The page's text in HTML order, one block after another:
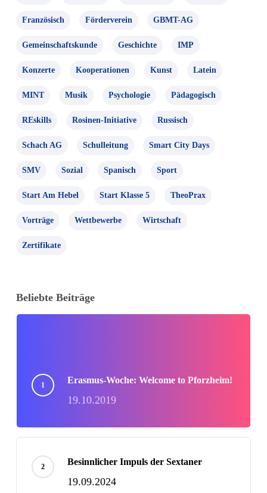
Französisch Förderverein GBMT-AG
Gemeinschaftskunde Geschichte IMP
Konzerte Kooperationen Kunst Latein
MINT Musik Psychologie Pädagogisch
REskills Rosinen-Initiative Russisch
Schach AG Schulleitung Smart City Days
SMV Sozial Spanisch Sport
Start Am Hebel Start Klasse 5 TheoPrax
Vorträge Wettbewerbe Wirtschaft
Zertifikate
Beliebte Beiträge
Erasmus-Woche: Welcome to Pforzheim!
19.10.2019
Besinnlicher Impuls der Sextaner
19.09.2024